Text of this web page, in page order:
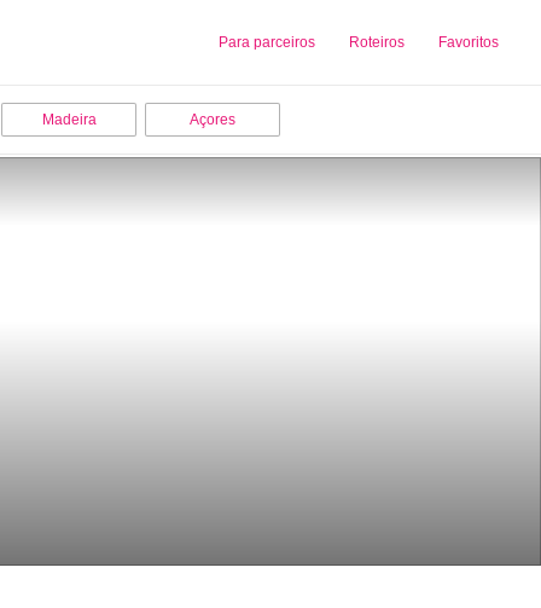
Para parceiros Roteiros Favoritos
Sobre nós Adicionar uma Empresa
Madeira Açores